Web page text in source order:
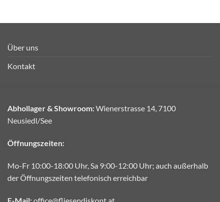
Über uns
Kontakt
Abhollager & Showroom:Wienerstrasse 14, 7100
Neusiedl/See
Öffnungszeiten:
Mo-Fr 10:00-18:00 Uhr, Sa 9:00-12:00 Uhr; auch außerhalb
der Öffnungszeiten telefonisch erreichbar
E-Mail:office@fliesendiskont.at